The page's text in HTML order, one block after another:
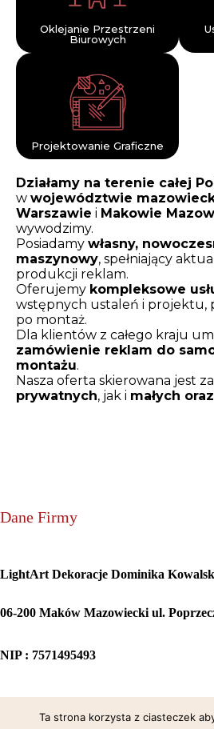
Oklejanie Przestrzeni
Biurowych
Projektowanie Graficzne
Działamy na terenie całej
w województwie
Warszawie i Makowie
wywodzimy.
Posiadamy własny,
maszynowy, spełniający
produkcji reklam.
Oferujemy kompleksowe
wstępnych ustaleń i projektu,
po montaż.
Dla klientów z całego kraju
zamówienie reklam do
montażu.
Nasza oferta skierowana jest
prywatnych, jak i małych
Dane Firmy
LightArt Dekoracje Dominika
06-200 Maków Mazowiecki ul.
NIP : 7571495493
Pytania i Odpowiedzi
Ta strona korzysta z ciasteczek